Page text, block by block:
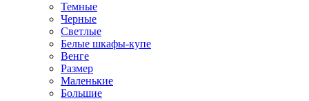
Темные
Черные
Светлые
Белые шкафы-купе
Венге
Размер
Маленькие
Большие